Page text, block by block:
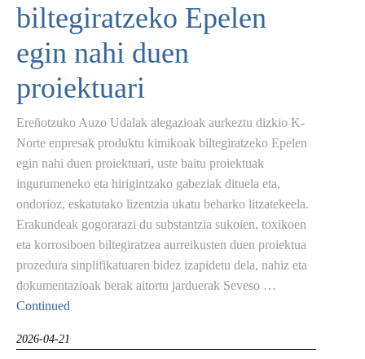
biltegiratzeko Epelen
egin nahi duen
proiektuari
Ereñotzuko Auzo Udalak alegazioak aurkeztu dizkio K-
Norte enpresak produktu kimikoak biltegiratzeko Epelen
egin nahi duen proiektuari, uste baitu proiektuak
ingurumeneko eta hirigintzako gabeziak dituela eta,
ondorioz, eskatutako lizentzia ukatu beharko litzatekeela.
Erakundeak gogorarazi du substantzia sukoien, toxikoen
eta korrosiboen biltegiratzea aurreikusten duen proiektua
prozedura sinplifikatuaren bidez izapidetu dela, nahiz eta
dokumentazioak berak aitortu jarduerak Seveso …
Continued
2026-04-21